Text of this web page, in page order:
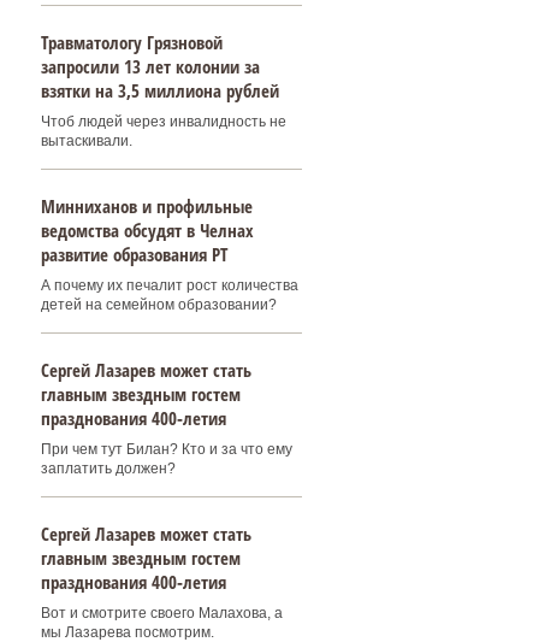
Травматологу Грязновой
запросили 13 лет колонии за
взятки на 3,5 миллиона рублей
Чтоб людей через инвалидность не
вытаскивали.
Минниханов и профильные
ведомства обсудят в Челнах
развитие образования РТ
А почему их печалит рост количества
детей на семейном образовании?
Сергей Лазарев может стать
главным звездным гостем
празднования 400‑летия
При чем тут Билан? Кто и за что ему
заплатить должен?
Сергей Лазарев может стать
главным звездным гостем
празднования 400‑летия
Вот и смотрите своего Малахова, а
мы Лазарева посмотрим.